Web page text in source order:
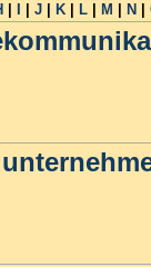
J K L M N